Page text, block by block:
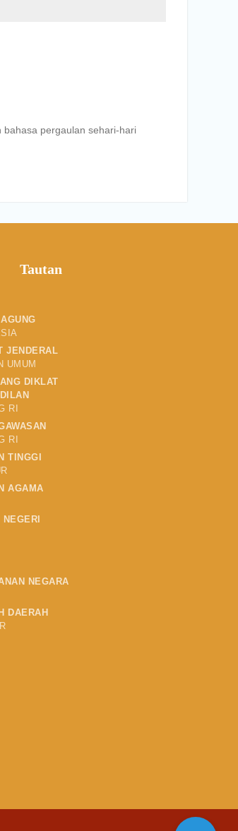
bahasa pergaulan sehari-hari
Tautan
JENDERAL
UMUM
DIKLAT
RI
RI
TINGGI
AGAMA
NEGARA
DAERAH